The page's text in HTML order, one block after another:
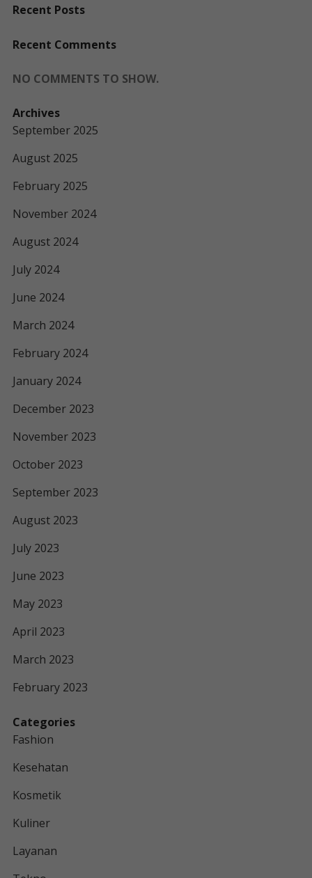
Recent Posts
Recent Comments
NO COMMENTS TO SHOW.
Archives
September 2025
August 2025
February 2025
November 2024
August 2024
July 2024
June 2024
March 2024
February 2024
January 2024
December 2023
November 2023
October 2023
September 2023
August 2023
July 2023
June 2023
May 2023
April 2023
March 2023
February 2023
Categories
Fashion
Kesehatan
Kosmetik
Kuliner
Layanan